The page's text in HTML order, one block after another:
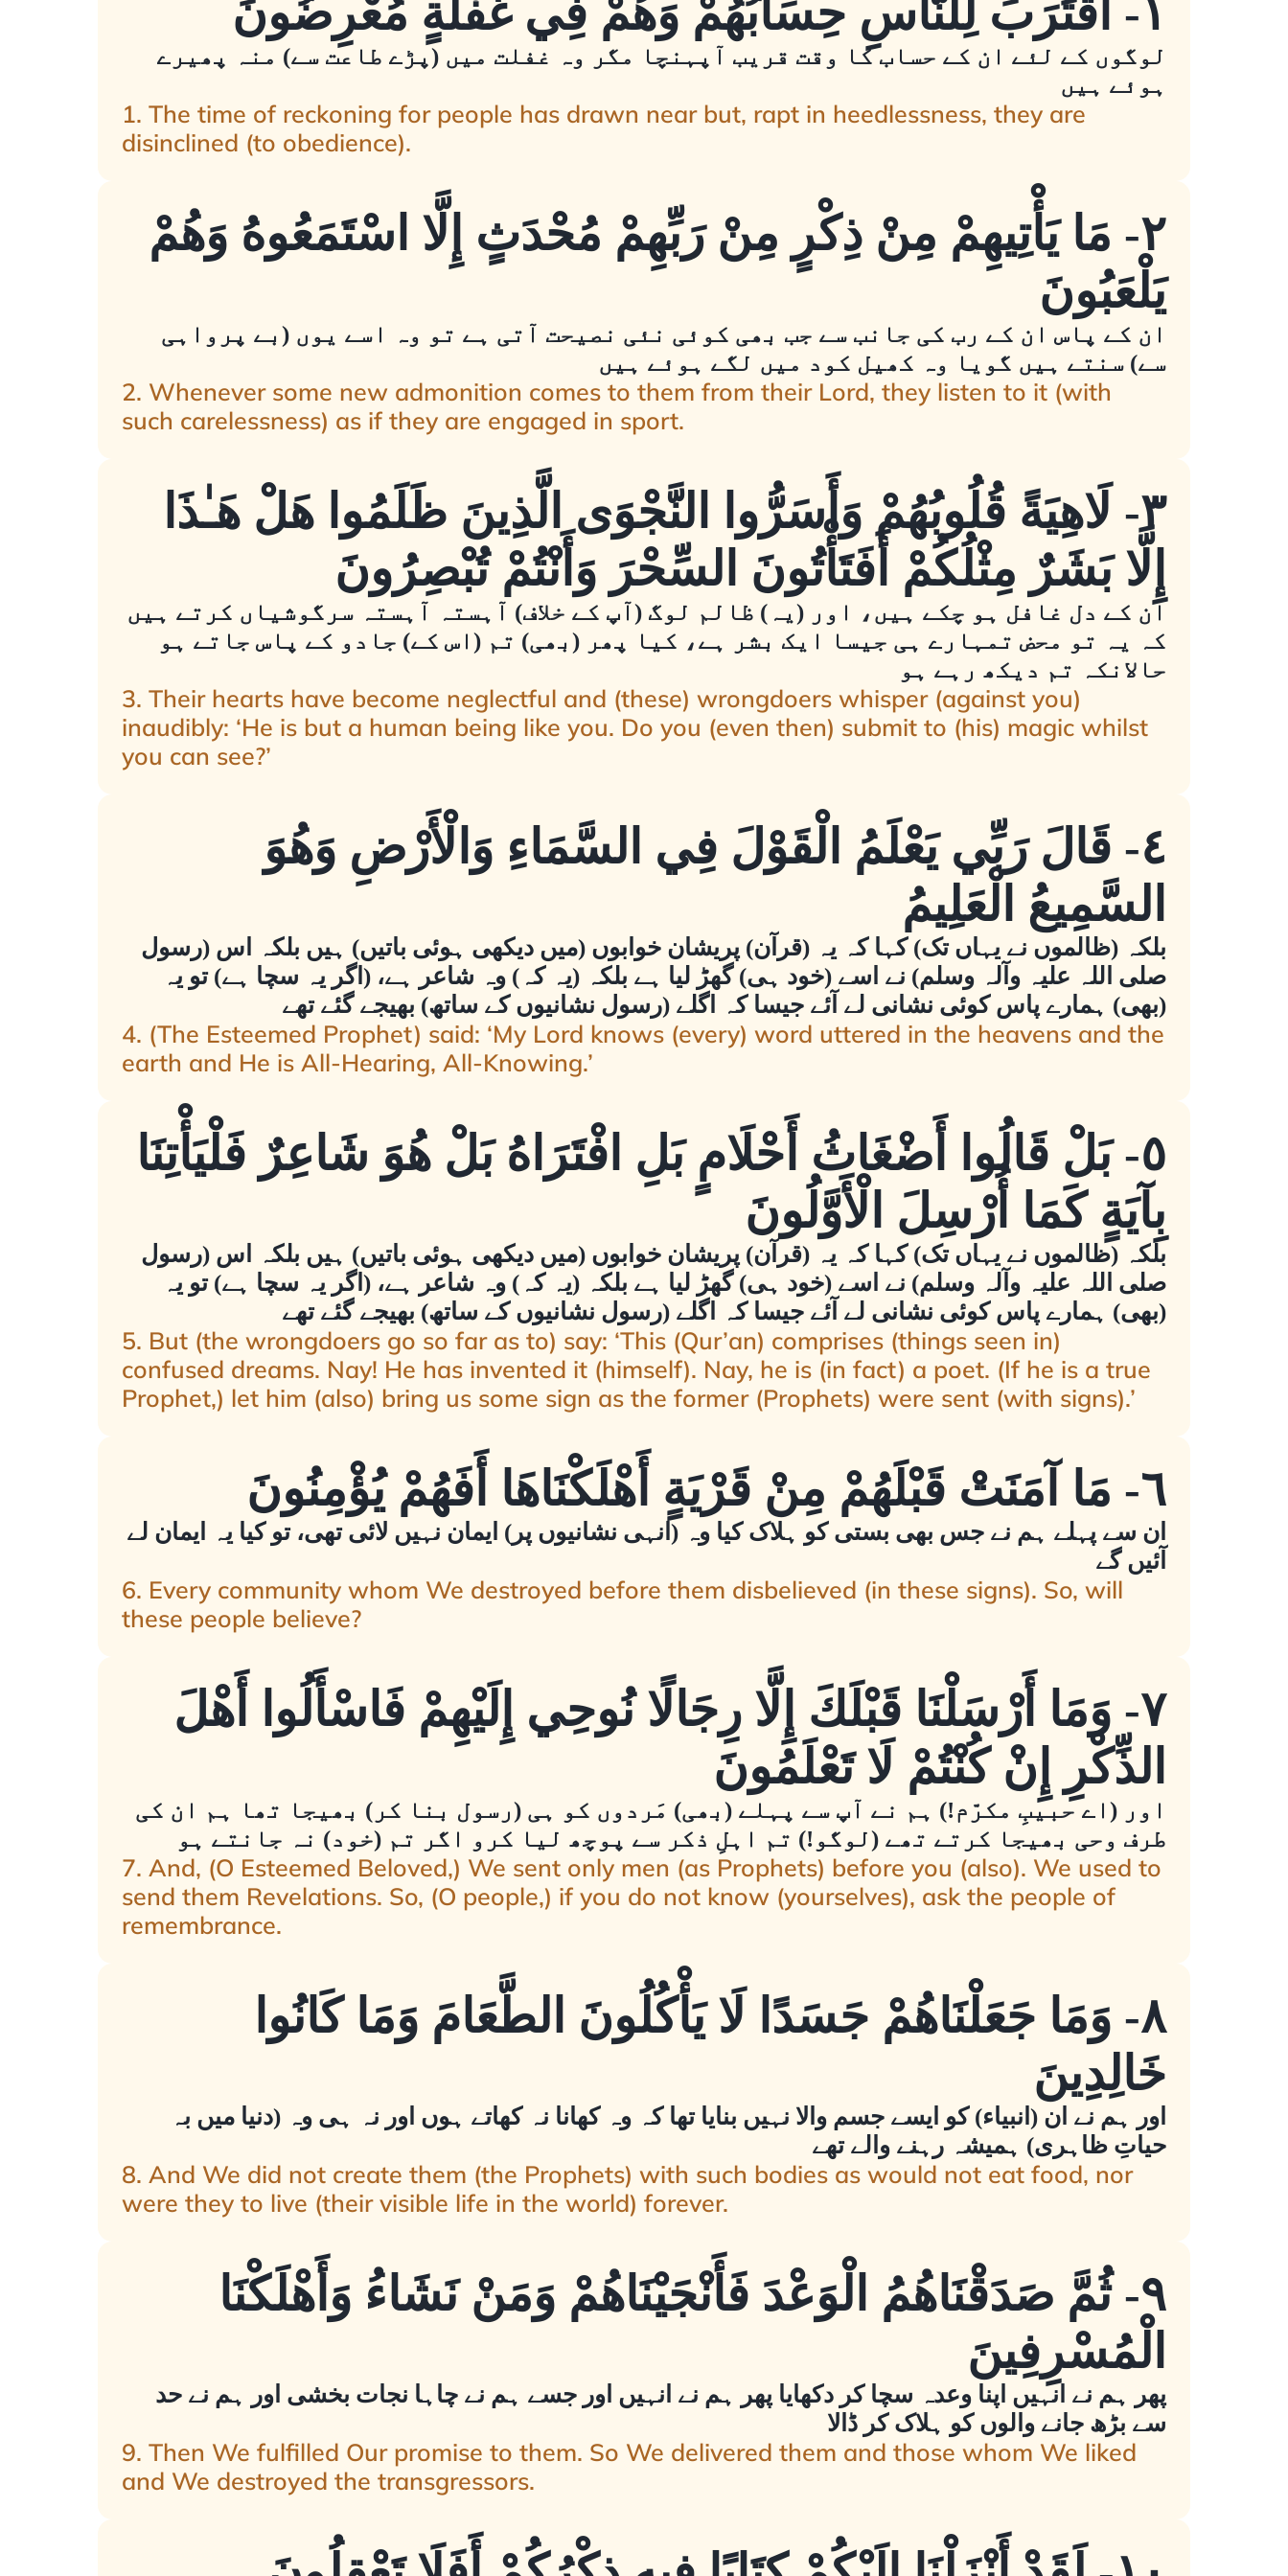
١- اقْتَرَبَ لِلنَّاسِ حِسَابُهُمْ وَهُمْ فِي غَفْلَةٍ مُعْرِضُونَ
لوگوں کے لئے ان کے حساب کا وقت قریب آپہنچا مگر وہ غفلت میں (پڑے طاعت سے) منہ پھیرے
ہوئے ہیں
1. The time of reckoning for people has drawn near but, rapt in heedlessness, they are
disinclined (to obedience).
٢- مَا يَأْتِيهِمْ مِنْ ذِكْرٍ مِنْ رَبِّهِمْ مُحْدَثٍ إِلَّا اسْتَمَعُوهُ وَهُمْ
يَلْعَبُونَ
ان کے پاس ان کے رب کی جانب سے جب بھی کوئی نئی نصیحت آتی ہے تو وہ اسے یوں (بے پرواہی
سے) سنتے ہیں گویا وہ کھیل کود میں لگے ہوئے ہیں
2. Whenever some new admonition comes to them from their Lord, they listen to it (with
such carelessness) as if they are engaged in sport.
٣- لَاهِيَةً قُلُوبُهُمْ وَأَسَرُّوا النَّجْوَى الَّذِينَ ظَلَمُوا هَلْ هَـٰذَا
إِلَّا بَشَرٌ مِثْلُكُمْ أَفَتَأْتُونَ السِّحْرَ وَأَنْتُمْ تُبْصِرُونَ
ان کے دل غافل ہو چکے ہیں، اور (یہ) ظالم لوگ (آپ کے خلاف) آہستہ آہستہ سرگوشیاں کرتے ہیں
کہ یہ تو محض تمہارے ہی جیسا ایک بشر ہے، کیا پھر (بھی) تم (اس کے) جادو کے پاس جاتے ہو
حالانکہ تم دیکھ رہے ہو
3. Their hearts have become neglectful and (these) wrongdoers whisper (against you)
inaudibly: ‘He is but a human being like you. Do you (even then) submit to (his) magic whilst
you can see?’
٤- قَالَ رَبِّي يَعْلَمُ الْقَوْلَ فِي السَّمَاءِ وَالْأَرْضِ وَهُوَ
السَّمِيعُ الْعَلِيمُ
بلکہ (ظالموں نے یہاں تک) کہا کہ یہ (قرآن) پریشان خوابوں (میں دیکھی ہوئی باتیں) ہیں بلکہ اس (رسول
صلی اللہ علیہ وآلہ وسلم) نے اسے (خود ہی) گھڑ لیا ہے بلکہ (یہ کہ) وہ شاعر ہے، (اگر یہ سچا ہے) تو یہ
(بھی) ہمارے پاس کوئی نشانی لے آئے جیسا کہ اگلے (رسول نشانیوں کے ساتھ) بھیجے گئے تھے
4. (The Esteemed Prophet) said: ‘My Lord knows (every) word uttered in the heavens and the
earth and He is All-Hearing, All-Knowing.’
٥- بَلْ قَالُوا أَضْغَاثُ أَحْلَامٍ بَلِ افْتَرَاهُ بَلْ هُوَ شَاعِرٌ فَلْيَأْتِنَا
بِآيَةٍ كَمَا أُرْسِلَ الْأَوَّلُونَ
بلکہ (ظالموں نے یہاں تک) کہا کہ یہ (قرآن) پریشان خوابوں (میں دیکھی ہوئی باتیں) ہیں بلکہ اس (رسول
صلی اللہ علیہ وآلہ وسلم) نے اسے (خود ہی) گھڑ لیا ہے بلکہ (یہ کہ) وہ شاعر ہے، (اگر یہ سچا ہے) تو یہ
(بھی) ہمارے پاس کوئی نشانی لے آئے جیسا کہ اگلے (رسول نشانیوں کے ساتھ) بھیجے گئے تھے
5. But (the wrongdoers go so far as to) say: ‘This (Qur’an) comprises (things seen in)
confused dreams. Nay! He has invented it (himself). Nay, he is (in fact) a poet. (If he is a true
Prophet,) let him (also) bring us some sign as the former (Prophets) were sent (with signs).’
٦- مَا آمَنَتْ قَبْلَهُمْ مِنْ قَرْيَةٍ أَهْلَكْنَاهَا أَفَهُمْ يُؤْمِنُونَ
ان سے پہلے ہم نے جس بھی بستی کو ہلاک کیا وہ (انہی نشانیوں پر) ایمان نہیں لائی تھی، تو کیا یہ ایمان لے
آئیں گے
6. Every community whom We destroyed before them disbelieved (in these signs). So, will
these people believe?
٧- وَمَا أَرْسَلْنَا قَبْلَكَ إِلَّا رِجَالًا نُوحِي إِلَيْهِمْ فَاسْأَلُوا أَهْلَ
الذِّكْرِ إِنْ كُنْتُمْ لَا تَعْلَمُونَ
اور (اے حبیبِ مکرّم!) ہم نے آپ سے پہلے (بھی) مَردوں کو ہی (رسول بنا کر) بھیجا تھا ہم ان کی
طرف وحی بھیجا کرتے تھے (لوگو!) تم اہلِ ذکر سے پوچھ لیا کرو اگر تم (خود) نہ جانتے ہو
7. And, (O Esteemed Beloved,) We sent only men (as Prophets) before you (also). We used to
send them Revelations. So, (O people,) if you do not know (yourselves), ask the people of
remembrance.
٨- وَمَا جَعَلْنَاهُمْ جَسَدًا لَا يَأْكُلُونَ الطَّعَامَ وَمَا كَانُوا
خَالِدِينَ
اور ہم نے ان (انبیاء) کو ایسے جسم والا نہیں بنایا تھا کہ وہ کھانا نہ کھاتے ہوں اور نہ ہی وہ (دنیا میں بہ
حیاتِ ظاہری) ہمیشہ رہنے والے تھے
8. And We did not create them (the Prophets) with such bodies as would not eat food, nor
were they to live (their visible life in the world) forever.
٩- ثُمَّ صَدَقْنَاهُمُ الْوَعْدَ فَأَنْجَيْنَاهُمْ وَمَنْ نَشَاءُ وَأَهْلَكْنَا
الْمُسْرِفِينَ
پھر ہم نے انہیں اپنا وعدہ سچا کر دکھایا پھر ہم نے انہیں اور جسے ہم نے چاہا نجات بخشی اور ہم نے حد
سے بڑھ جانے والوں کو ہلاک کر ڈالا
9. Then We fulfilled Our promise to them. So We delivered them and those whom We liked
and We destroyed the transgressors.